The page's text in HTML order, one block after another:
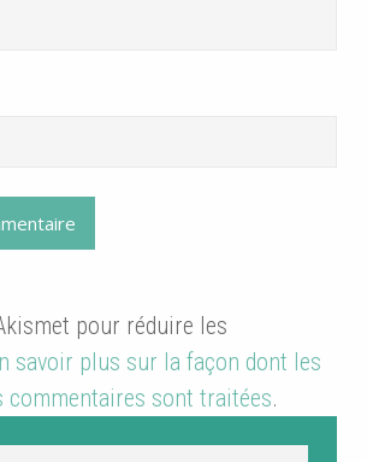
pour réduire les
savoir plus sur la façon dont les
commentaires sont traitées.